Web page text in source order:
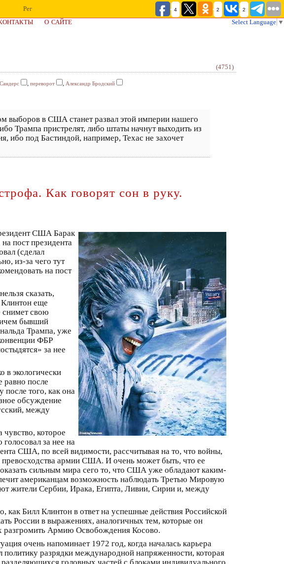
Рег 4 2 2
О САЙТЕ Select Language ▼
(4751)
, переворот , Александр Бродский
выборов в США станет развал этой империи нашего
Трампа пристрелят, либо штаты начнут выходить из
ибо под Бастиндой, например, Техас не захочет
Как говорят сон в руку.
США Барак
пост президента
(сделал
из-за чего тут
на пост
сказать,
еще
снимет свою
бывший
Трампа, уже
ФБР
за нее
в экологически
равно после
того, как она
обсуждение
между
которое
за нее на
США, по всей видимости, рассчитывая на то, что войны,
превосходства армии США. И очень может быть, что ее
сильным мира сего то, что США уже обладают каким-
американцам возможность наблюдать Третью Мировую
жители Сербии, Ирака, Египта, Ливии, Сирии и, между
Билл Клинтон в ответ на успешные действия Российской
России в выражениях, аналогичных тем, которые он
разгромить Армию Освобождения Косово.
очень напоминает 1972 год, когда началась карьера
разрядки международной напряженности, которая
головных частей с блоками индивидуального